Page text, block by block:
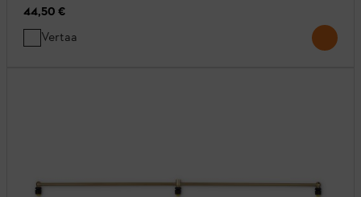
44,50 €
Vertaa